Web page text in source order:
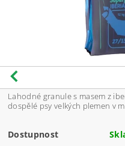
Lahodné granule s masem z
dospělé psy velkých plemen v
Dostupnost